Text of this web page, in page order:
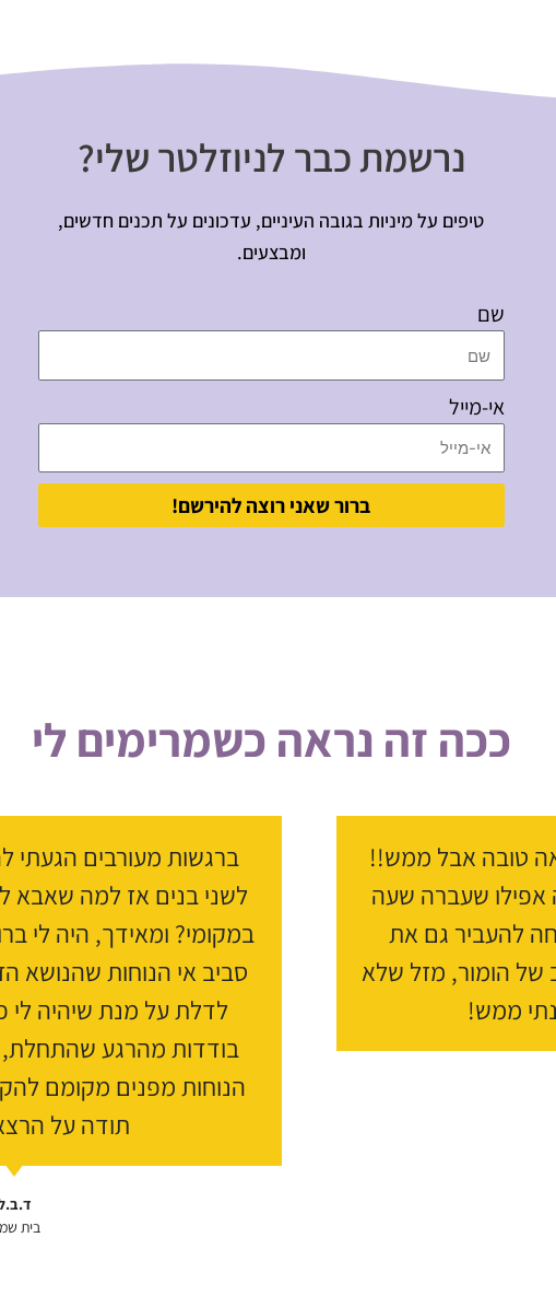
נרשמת כבר לניוזלטר שלי?
טיפים על מיניות בגובה העיניים, עדכונים על תכנים חדשים,
ומבצעים.
שם
אי-מייל
ברור שאני רוצה להירשם!
ככה זה נראה כשמרימים לי
טובה אבל ממש!!
אפילו שעברה שעה
להעביר גם את
של הומור, מזל שלא
ממש!
ברגשות מעורבים הגעתי
לשני בנים אז למה שאבא
במקומי? ומאידך, היה לי
סביב אי הנוחות שהנושא
לדלת על מנת שיהיה לי
בודדות מהרגע שהתחלת,
הנוחות מפנים מקומם
תודה על
בית